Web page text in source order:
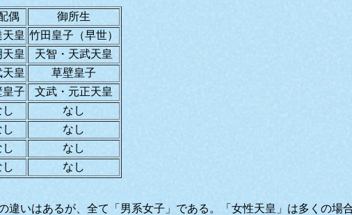
偶
御所生
皇 竹田皇子（早世）
皇
天智・天武天皇
天皇
草壁皇子
皇子
文武・元正天皇
し
なし
し
なし
し
なし
し なし
いはあるが、全て「男系女子」である。「女性天皇」は多くの場